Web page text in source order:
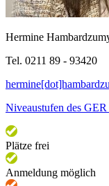
Hermine
Tel. 0211 89 - 93420
Niveaustufen des
Plätze frei
Anmeldung möglich